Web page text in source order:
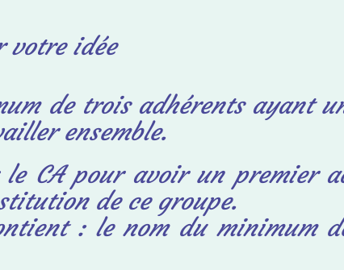
votre idée
de trois adhérents ayant
ensemble.
le CA pour avoir un premier
de ce groupe.
: le nom du minimum